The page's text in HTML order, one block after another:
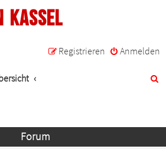
Kassel
Anmelden
Registrieren
Forum